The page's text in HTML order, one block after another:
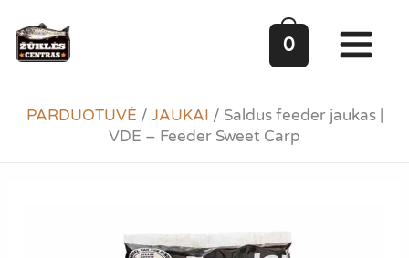
prie
turinio
0
PARDUOTUVĖ / JAUKAI / Saldus feeder jaukas |
VDE – Feeder Sweet Carp